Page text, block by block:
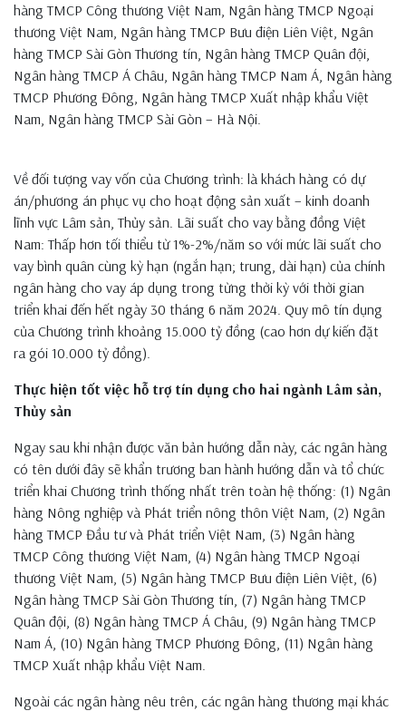
hàng TMCP Công thương Việt Nam, Ngân hàng TMCP Ngoại
thương Việt Nam, Ngân hàng TMCP Bưu điện Liên Việt, Ngân
hàng TMCP Sài Gòn Thương tín, Ngân hàng TMCP Quân đội,
Ngân hàng TMCP Á Châu, Ngân hàng TMCP Nam Á, Ngân hàng
TMCP Phương Đông, Ngân hàng TMCP Xuất nhập khẩu Việt
Nam, Ngân hàng TMCP Sài Gòn – Hà Nội.
Về đối tượng vay vốn của Chương trình: là khách hàng có dự
án/phương án phục vụ cho hoạt động sản xuất – kinh doanh
lĩnh vực Lâm sản, Thủy sản. Lãi suất cho vay bằng đồng Việt
Nam: Thấp hơn tối thiểu từ 1%-2%/năm so với mức lãi suất cho
vay bình quân cùng kỳ hạn (ngắn hạn; trung, dài hạn) của chính
ngân hàng cho vay áp dụng trong từng thời kỳ với thời gian
triển khai đến hết ngày 30 tháng 6 năm 2024. Quy mô tín dụng
của Chương trình khoảng 15.000 tỷ đồng (cao hơn dự kiến đặt
ra gói 10.000 tỷ đồng).
Thực hiện tốt việc hỗ trợ tín dụng cho hai ngành Lâm sản,
Thủy sản
Ngay sau khi nhận được văn bản hướng dẫn này, các ngân hàng
có tên dưới đây sẽ khẩn trương ban hành hướng dẫn và tổ chức
triển khai Chương trình thống nhất trên toàn hệ thống: (1) Ngân
hàng Nông nghiệp và Phát triển nông thôn Việt Nam, (2) Ngân
hàng TMCP Đầu tư và Phát triển Việt Nam, (3) Ngân hàng
TMCP Công thương Việt Nam, (4) Ngân hàng TMCP Ngoại
thương Việt Nam, (5) Ngân hàng TMCP Bưu điện Liên Việt, (6)
Ngân hàng TMCP Sài Gòn Thương tín, (7) Ngân hàng TMCP
Quân đội, (8) Ngân hàng TMCP Á Châu, (9) Ngân hàng TMCP
Nam Á, (10) Ngân hàng TMCP Phương Đông, (11) Ngân hàng
TMCP Xuất nhập khẩu Việt Nam.
Ngoài các ngân hàng nêu trên, các ngân hàng thương mại khác